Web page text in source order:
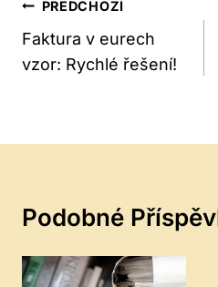
Navigace
Pro
Příspěvek
PŘEDCHOZÍ
Faktura v eurech
vzor: Rychlé řešení!
Podobné